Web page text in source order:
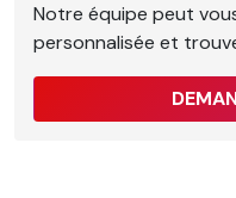
Notre équipe peut
personnalisée et